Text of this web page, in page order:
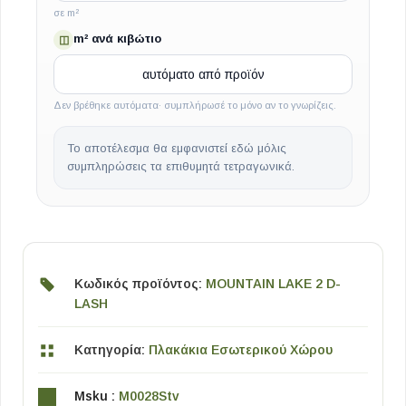
σε m²
◫ m² ανά κιβώτιο
Δεν βρέθηκε αυτόματα· συμπλήρωσέ το μόνο αν το γνωρίζεις.
Το αποτέλεσμα θα εμφανιστεί εδώ μόλις
συμπληρώσεις τα επιθυμητά τετραγωνικά.
Κωδικός προϊόντος: MOUNTAIN LAKE 2 D-
LASH
Κατηγορία: Πλακάκια Εσωτερικού Χώρου
Msku : M0028Stv